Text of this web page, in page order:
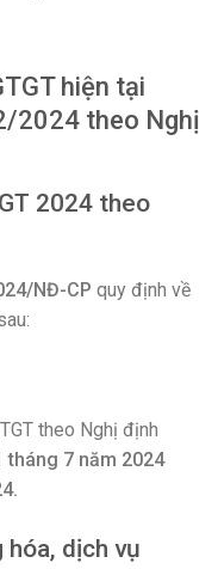
hiện tại
2024 theo Nghị
2024 theo
NĐ-CP quy định về
theo Nghị định
tháng 7 năm 2024
hóa, dịch vụ